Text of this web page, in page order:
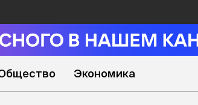
Экономика